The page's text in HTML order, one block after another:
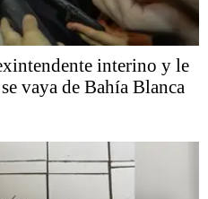
interino y le
vaya de Bahía Blanca